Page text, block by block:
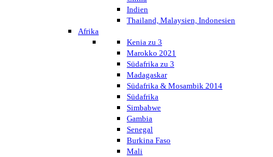
Indien
Thailand, Malaysien, Indonesien
Afrika
Kenia zu 3
Marokko 2021
Südafrika zu 3
Madagaskar
Südafrika & Mosambik 2014
Südafrika
Simbabwe
Gambia
Senegal
Burkina Faso
Mali